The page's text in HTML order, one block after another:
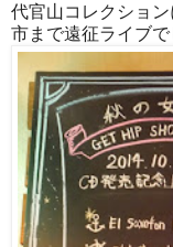
代官山コレクショ
市まで遠征ライブで